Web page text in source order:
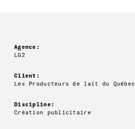
Agence:
LG2
Client:
Les Producteurs de lait du Québec
Discipline:
Création publicitaire